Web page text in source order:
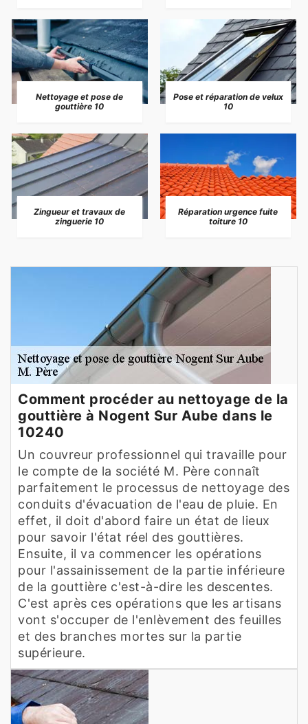
Nettoyage et pose de
gouttière 10
Pose et réparation de velux
10
Zingueur et travaux de
zinguerie 10
Réparation urgence fuite
toiture 10
Comment procéder au nettoyage de la
gouttière à Nogent Sur Aube dans le
10240
Un couvreur professionnel qui travaille pour
le compte de la société M. Père connaît
parfaitement le processus de nettoyage des
conduits d'évacuation de l'eau de pluie. En
effet, il doit d'abord faire un état de lieux
pour savoir l'état réel des gouttières.
Ensuite, il va commencer les opérations
pour l'assainissement de la partie inférieure
de la gouttière c'est-à-dire les descentes.
C'est après ces opérations que les artisans
vont s'occuper de l'enlèvement des feuilles
et des branches mortes sur la partie
supérieure.